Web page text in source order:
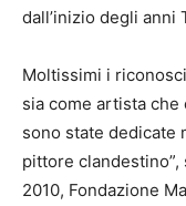
dall’inizio degli anni
Moltissimi i
sia come artista
sono state dedicate
pittore clandestino”,
2010, Fondazione